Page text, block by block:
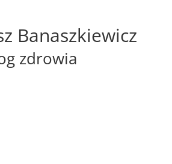
Banaszkiewicz
zdrowia